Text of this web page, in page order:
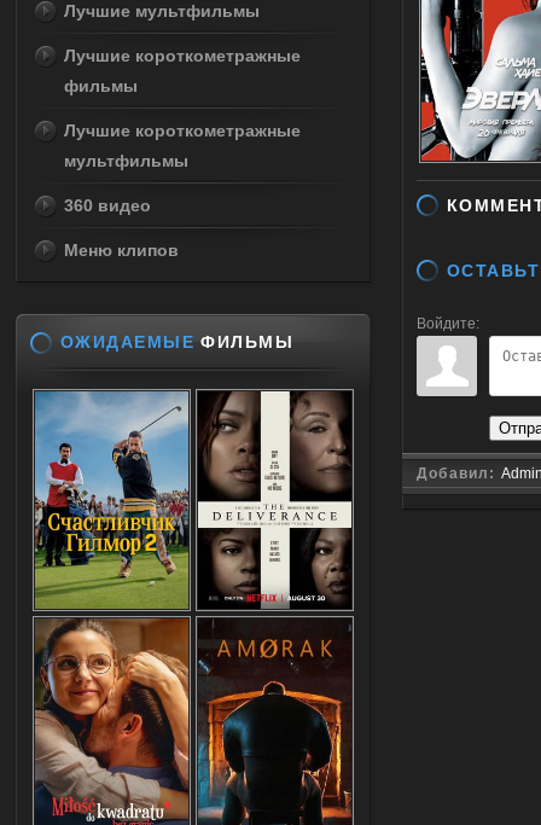
Войдите:
Добавил:
Лучшие мультфильмы
Лучшие короткометражные
фильмы
Лучшие короткометражные
мультфильмы
360 видео
Меню клипов
ОЖИДАЕМЫЕ ФИЛЬМЫ